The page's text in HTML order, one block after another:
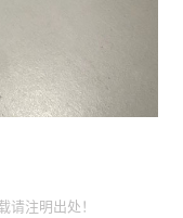
请注明出处！